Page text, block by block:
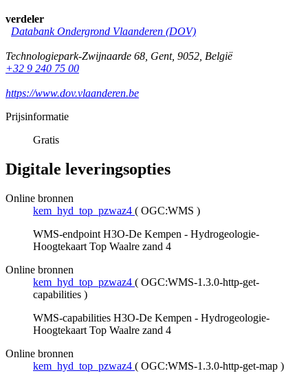
verdeler
Databank Ondergrond Vlaanderen (DOV)
Technologiepark-Zwijnaarde 68, Gent, 9052, België
+32 9 240 75 00
https://www.dov.vlaanderen.be
Prijsinformatie
Gratis
Digitale leveringsopties
Online bronnen
kem_hyd_top_pzwaz4 ( OGC:WMS )
WMS-endpoint H3O-De Kempen - Hydrogeologie-
Hoogtekaart Top Waalre zand 4
Online bronnen
kem_hyd_top_pzwaz4 ( OGC:WMS-1.3.0-http-get-
capabilities )
WMS-capabilities H3O-De Kempen - Hydrogeologie-
Hoogtekaart Top Waalre zand 4
Online bronnen
kem_hyd_top_pzwaz4 ( OGC:WMS-1.3.0-http-get-map )